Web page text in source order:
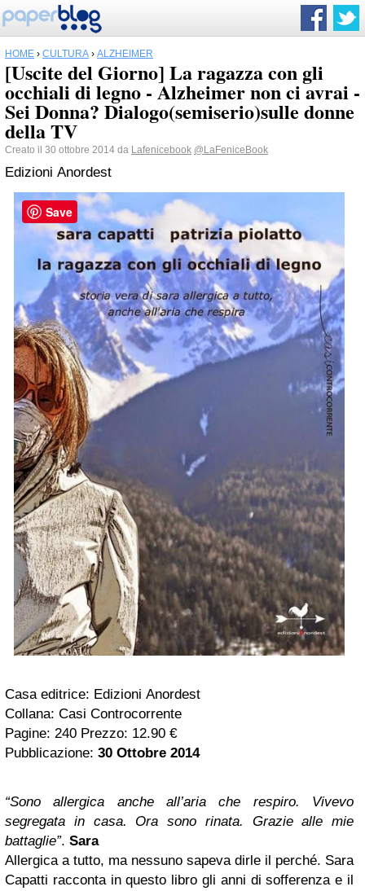
HOME › CULTURA › ALZHEIMER
[Uscite del Giorno] La ragazza con gli
occhiali di legno - Alzheimer non ci avrai -
Sei Donna? Dialogo(semiserio)sulle donne
della TV
Creato il 30 ottobre 2014 da Lafenicebook @LaFeniceBook
Edizioni Anordest
Casa editrice: Edizioni Anordest
Collana: Casi Controcorrente
Pagine: 240 Prezzo: 12.90 €
Pubblicazione: 30 Ottobre 2014
“Sono allergica anche all’aria che respiro. Vivevo
segregata in casa. Ora sono rinata. Grazie alle mie
battaglie”. Sara
Allergica a tutto, ma nessuno sapeva dirle il perché. Sara
Capatti racconta in questo libro gli anni di sofferenza e il
Save